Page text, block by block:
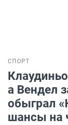
СПОРТ
а Вендел
обыграл
шансы на